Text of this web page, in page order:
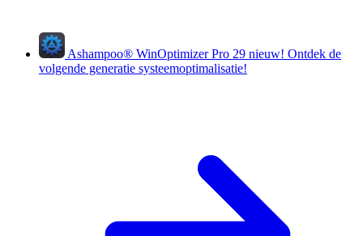
Ashampoo® WinOptimizer Pro 29 nieuw! Ontdek de
volgende generatie systeemoptimalisatie!